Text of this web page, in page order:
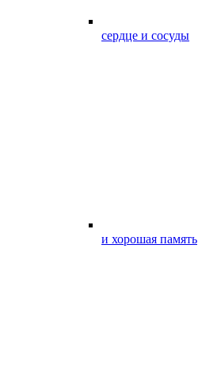
сердце и сосуды
и хорошая память